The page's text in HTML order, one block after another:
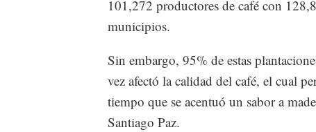
101,272 productores de café con
municipios.
Sin embargo, 95% de estas
vez afectó la calidad del café, el cual
tiempo que se acentuó un sabor a
Santiago Paz.